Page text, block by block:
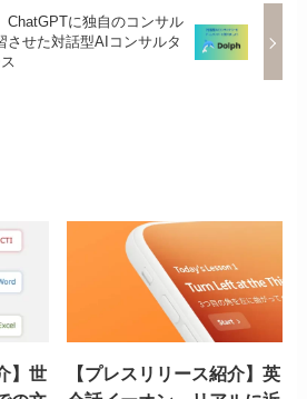
ChatGPTに独自のコンサル
させた対話型AIコンサルタ
】世
【プレスリリース紹介】英